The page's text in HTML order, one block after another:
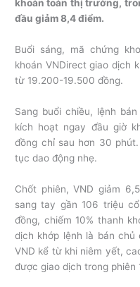
khoản toàn thị trường,
đầu giảm 8,4 điểm.
Buổi sáng, mã chứng
khoán VNDirect giao dịch
từ 19.200-19.500 đồng.
Sang buổi chiều, lệnh
kích hoạt ngay đầu giờ
đồng chỉ sau hơn 30
tục dao động nhẹ.
Chốt phiên, VND giảm
sang tay gần 106 triệu
đồng, chiếm 10% thanh
dịch khớp lệnh là bán
VND kể từ khi niêm yết,
được giao dịch trong phiên